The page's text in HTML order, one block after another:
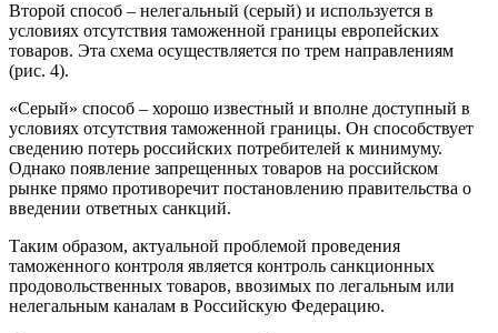
Второй способ – нелегальный (серый) и используется в
условиях отсутствия таможенной границы европейских
товаров. Эта схема осуществляется по трем направлениям
(рис. 4).
«Серый» способ – хорошо известный и вполне доступный в
условиях отсутствия таможенной границы. Он способствует
сведению потерь российских потребителей к минимуму.
Однако появление запрещенных товаров на российском
рынке прямо противоречит постановлению правительства о
введении ответных санкций.
Таким образом, актуальной проблемой проведения
таможенного контроля является контроль санкционных
продовольственных товаров, ввозимых по легальным или
нелегальным каналам в Российскую Федерацию.